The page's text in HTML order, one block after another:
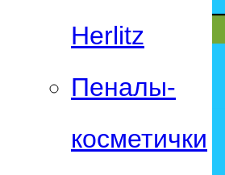
Herlitz
Пеналы-
косметички